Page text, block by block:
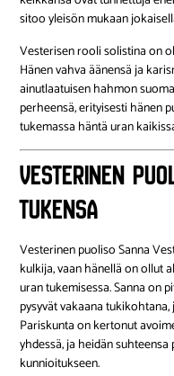
sitoo yleisön mukaan
Vesterisen rooli solistina on
Hänen vahva äänensä ja
ainutlaatuisen hahmon
perheensä, erityisesti hänen
tukemassa häntä uran
Vesterinen
tukensa
Vesterinen puoliso Sanna
kulkija, vaan hänellä on ollut
uran tukemisessa. Sanna on
pysyvät vakaana
Pariskunta on kertonut
yhdessä, ja heidän
kunnioitukseen.